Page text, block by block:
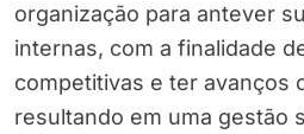
organização para antever
internas, com a finalidade
competitivas e ter avanços
resultando em uma gestão